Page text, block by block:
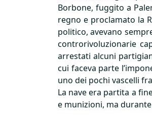
Borbone, fuggito a
regno e proclamato la
politico, avevano
controrivoluzionarie
arrestati alcuni
cui faceva parte
uno dei pochi vascelli
La nave era partita a
e munizioni, ma